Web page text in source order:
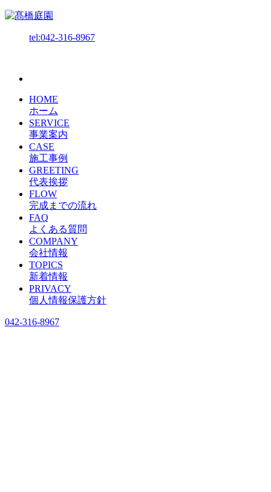
tel:042-316-8967
HOME
ホーム
SERVICE
事業案内
CASE
施工事例
GREETING
代表挨拶
FLOW
完成までの流れ
FAQ
よくある質問
COMPANY
会社情報
TOPICS
新着情報
PRIVACY
個人情報保護方針
042-316-8967